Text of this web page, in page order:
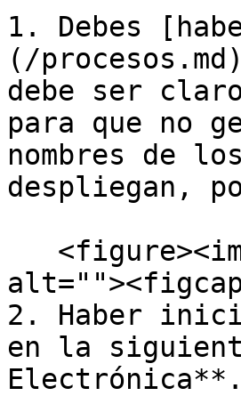
1. Debes
(/
debe ser
para que no
nombres de
despliegan,
2. Haber
en la
Electrónica**.